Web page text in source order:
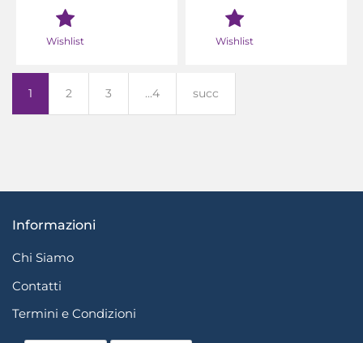
Wishlist Wishlist
1 2 3 ...4 succ
Informazioni
Chi Siamo
Contatti
Termini e Condizioni